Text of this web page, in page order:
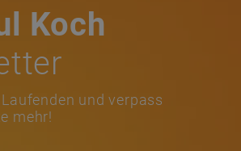
Koch
und verpass
mehr!